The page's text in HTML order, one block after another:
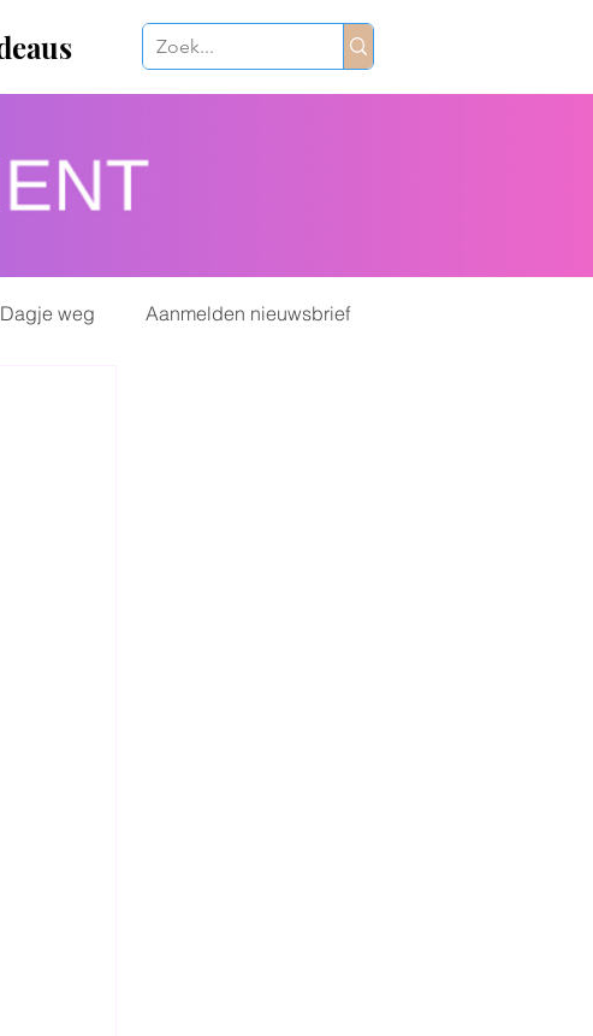
Dagje weg Aanmelden nieuwsbrief